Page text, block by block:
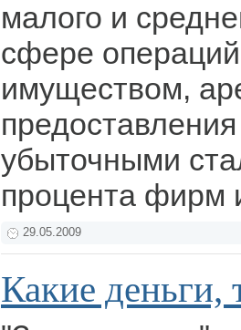
малого и
сфере
имуществом,
убыточными
процента фирм
29.05.2009
Какие деньги,